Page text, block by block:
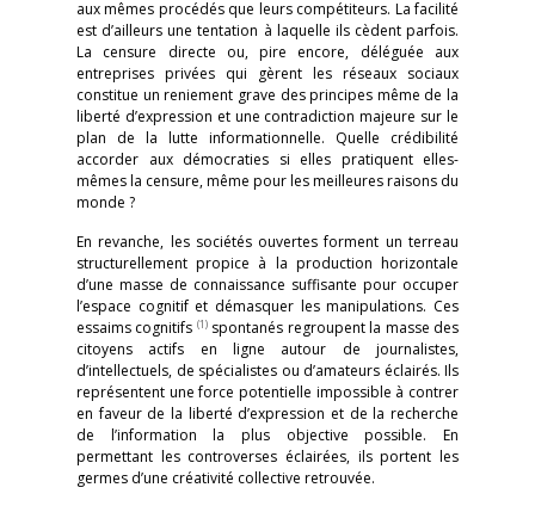
aux mêmes procédés que leurs compétiteurs. La facilité
est d’ailleurs une tentation à laquelle ils cèdent parfois.
La censure directe ou, pire encore, déléguée aux
entreprises privées qui gèrent les réseaux sociaux
constitue un reniement grave des principes même de la
liberté d’expression et une contradiction majeure sur le
plan de la lutte informationnelle. Quelle crédibilité
accorder aux démocraties si elles pratiquent elles-
mêmes la censure, même pour les meilleures raisons du
monde ?
En revanche, les sociétés ouvertes forment un terreau
structurellement propice à la production horizontale
d’une masse de connaissance suffisante pour occuper
l’espace cognitif et démasquer les manipulations. Ces
essaims cognitifs (1)spontanés regroupent la masse des
citoyens actifs en ligne autour de journalistes,
d’intellectuels, de spécialistes ou d’amateurs éclairés. Ils
représentent une force potentielle impossible à contrer
en faveur de la liberté d’expression et de la recherche
de l’information la plus objective possible. En
permettant les controverses éclairées, ils portent les
germes d’une créativité collective retrouvée.